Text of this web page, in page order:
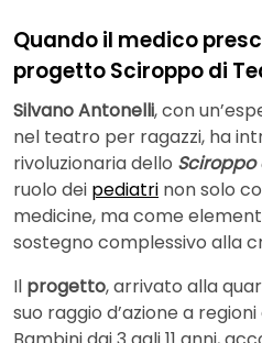
Quando il medico
progetto Sciroppo di
Silvano Antonelli, con
nel teatro per ragazzi, ha
rivoluzionaria dello Sciroppo
ruolo dei pediatri non solo
medicine, ma come
sostegno complessivo alla
Il progetto, arrivato alla
suo raggio d’azione a